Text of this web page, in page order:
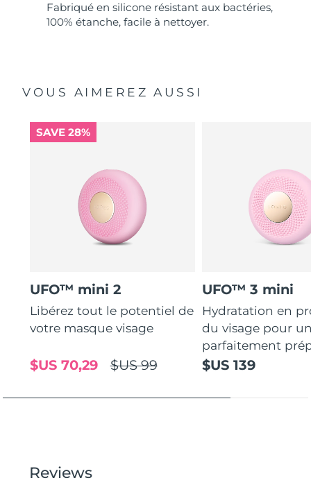
Fabriqué en silicone résistant aux bactéries,
100% étanche, facile à nettoyer.
VOUS AIMEREZ AUSSI
SAVE 28%
UFO™ mini 2
Libérez tout le potentiel de
votre masque visage
$US 99
$US 70,29
UFO™ 3 mini
Hydratation en
du visage pour
parfaitement
$US 139